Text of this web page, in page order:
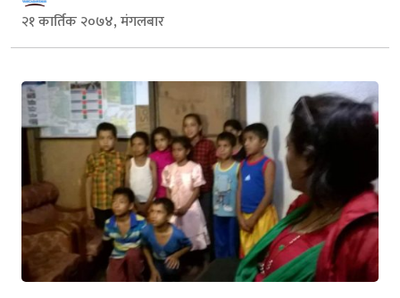
२१ कार्तिक २०७४, मंगलबार